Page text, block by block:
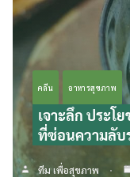
คลีน อาหารสุขภาพ
เจาะลึก ประโ
ที่ซ่อนความลับ
ทีม เพื่อสุขภาพ